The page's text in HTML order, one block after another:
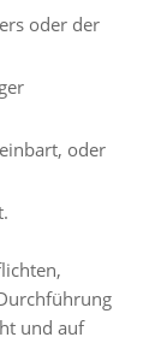
oder der
oder
und auf